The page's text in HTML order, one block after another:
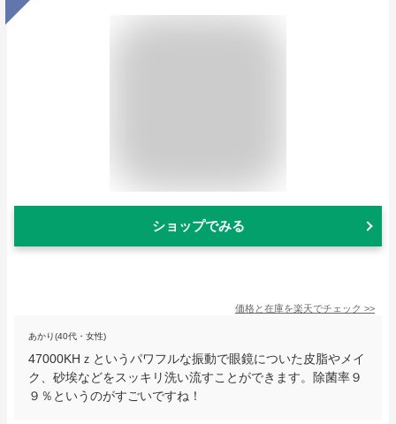
ショップでみる
価格と在庫を楽天でチェック >>
あかり(40代・女性)
47000KHｚというパワフルな振動で眼鏡についた皮脂やメイ
ク、砂埃などをスッキリ洗い流すことができます。除菌率９
９％というのがすごいですね！